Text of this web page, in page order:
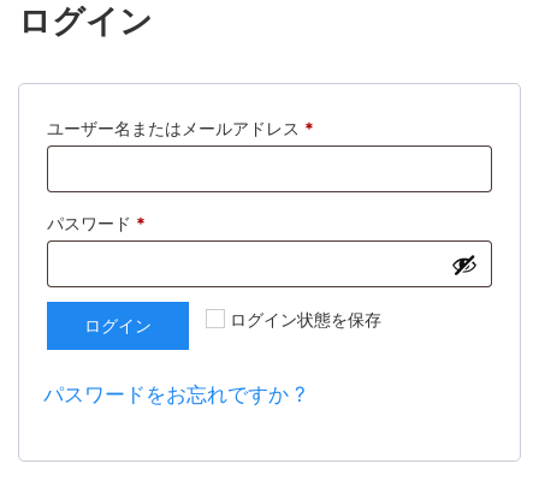
ログイン
ユーザー名またはメールアドレス *
パスワード *
ログイン状態を保存
ログイン
パスワードをお忘れですか ?